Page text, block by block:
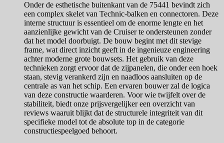
Onder de esthetische buitenkant van de 75441 bevindt zich
een complex skelet van Technic-balken en connectoren. Deze
interne structuur is essentieel om de enorme lengte en het
aanzienlijke gewicht van de Cruiser te ondersteunen zonder
dat het model doorbuigt. De bouw begint met dit stevige
frame, wat direct inzicht geeft in de ingenieuze engineering
achter moderne grote bouwsets. Het gebruik van deze
technieken zorgt ervoor dat de zijpanelen, die onder een hoek
staan, stevig verankerd zijn en naadloos aansluiten op de
centrale as van het schip. Een ervaren bouwer zal de logica
van deze constructie waarderen. Voor wie twijfelt over de
stabiliteit, biedt onze prijsvergelijker een overzicht van
reviews waaruit blijkt dat de structurele integriteit van dit
specifieke model tot de absolute top in de categorie
constructiespeelgoed behoort.